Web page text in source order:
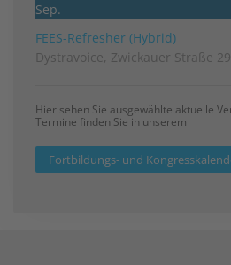
Sep.
FEES-Refresher (Hybrid)
Dystravoice, Zwickauer Straße
Hier sehen Sie ausgewählte aktuelle
Termine finden Sie in unserem
Fortbildungs- und